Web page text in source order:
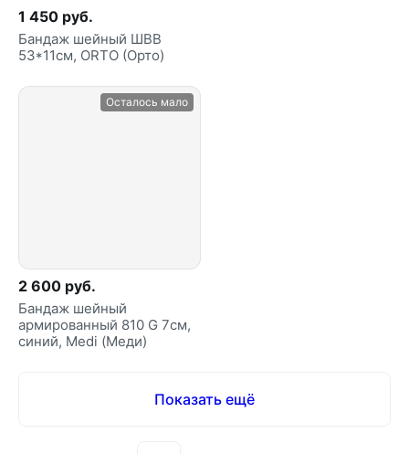
1 450 руб.
Бандаж шейный ШВВ
53*11см, ORTO (Орто)
Осталось мало
2 600 руб.
Бандаж шейный
армированный 810 G 7см,
синий, Medi (Меди)
Показать ещё